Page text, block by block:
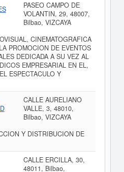
PASEO CAMPO DE
VOLANTIN, 29, 48007,
Bilbao, VIZCAYA
CINEMATOGRAFICA
PROMOCION DE EVENTOS
DEDICADA A SU VEZ AL
EMPRESARIAL EN EL,
ESPECTACULO Y
CALLE AURELIANO
VALLE, 3, 48010,
Bilbao, VIZCAYA
Y DISTRIBUCION DE
CALLE ERCILLA, 30,
48011, Bilbao,